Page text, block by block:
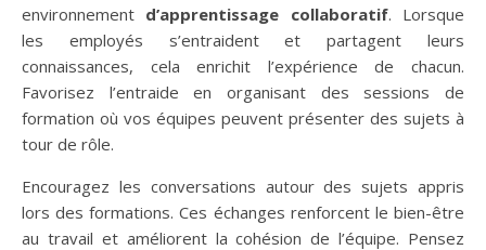
environnement d’apprentissage collaboratif. Lorsque
les employés s’entraident et partagent leurs
connaissances, cela enrichit l’expérience de chacun.
Favorisez l’entraide en organisant des sessions de
formation où vos équipes peuvent présenter des sujets à
tour de rôle.
Encouragez les conversations autour des sujets appris
lors des formations. Ces échanges renforcent le bien-être
au travail et améliorent la cohésion de l’équipe. Pensez